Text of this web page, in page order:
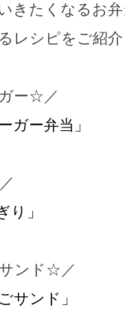
きたくなるお
レシピをご紹
ー☆／
ガー弁当」
り」
ンド☆／
サンド」